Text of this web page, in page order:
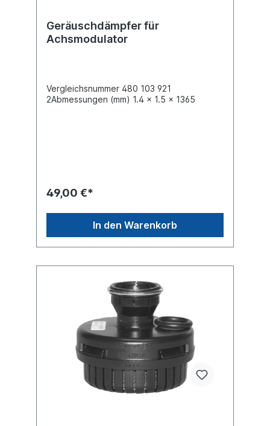
Geräuschdämpfer für
Achsmodulator
Vergleichsnummer 480 103 921
2Abmessungen (mm) 1.4 x 1.5 x 1365
49,00 €*
In den Warenkorb